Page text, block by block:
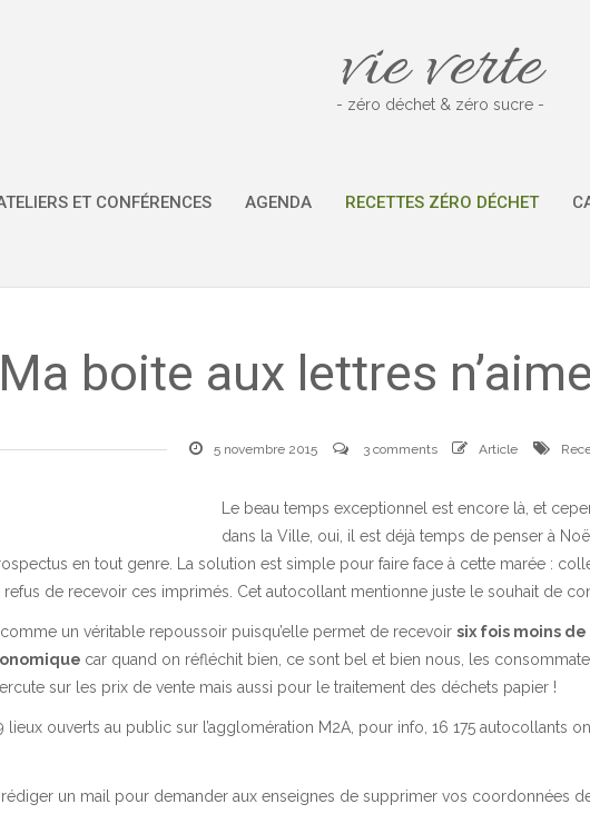
vie verte
- zéro déchet & zéro sucre -
ET CONFÉRENCES AGENDA RECETTES ZÉRO DÉCHET
Ma boite aux lettres
5 novembre 2015 3 comments Article
Le beau temps exceptionnel est encore là, et
dans la Ville, oui, il est déjà temps de penser à
en tout genre. La solution est simple pour faire face à cette marée :
de recevoir ces imprimés. Cet autocollant mentionne juste le souhait de
un véritable repoussoir puisqu’elle permet de recevoir six fois moins de
car quand on réfléchit bien, ce sont bel et bien nous, les
sur les prix de vente mais aussi pour le traitement des déchets papier !
lieux ouverts au public sur l’agglomération M2A, pour info, 16 175 autocollants
un mail pour demander aux enseignes de supprimer vos coordonnées